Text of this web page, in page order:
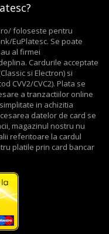
foloseste pentru
EuPlatesc. Se poate
al firmei
Cardurile acceptate
si Electron) si
CVV2/CVC2). Plata se
a tranzactiilor online
in achizitia
datelor de card se
magazinul nostru nu
referitoare la cardul
platile prin card bancar